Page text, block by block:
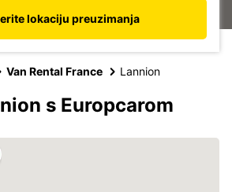
lokaciju preuzimanja
Van Rental France Lannion
s Europcarom